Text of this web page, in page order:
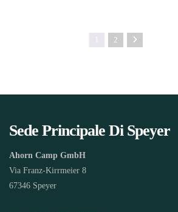
1 2
Sede Principale Di Speyer
Ahorn Camp GmbH
Via Franz-Kirrmeier 8
67346 Speyer